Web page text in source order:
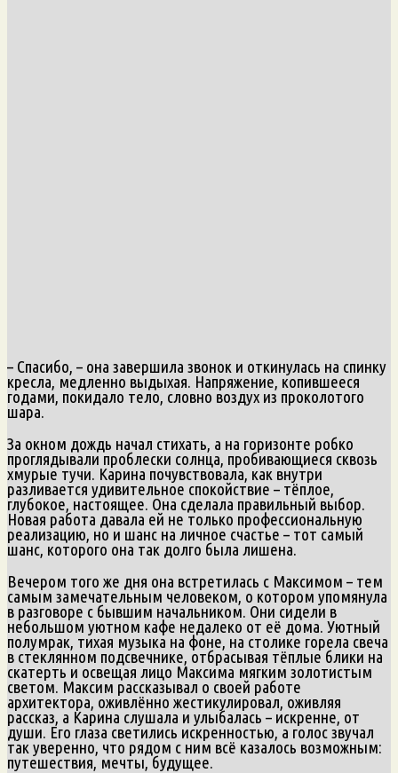
– Спасибо, – она завершила звонок и откинулась на спинку
кресла, медленно выдыхая. Напряжение, копившееся
годами, покидало тело, словно воздух из проколотого
шара.
За окном дождь начал стихать, а на горизонте робко
проглядывали проблески солнца, пробивающиеся сквозь
хмурые тучи. Карина почувствовала, как внутри
разливается удивительное спокойствие – тёплое,
глубокое, настоящее. Она сделала правильный выбор.
Новая работа давала ей не только профессиональную
реализацию, но и шанс на личное счастье – тот самый
шанс, которого она так долго была лишена.
Вечером того же дня она встретилась с Максимом – тем
самым замечательным человеком, о котором упомянула
в разговоре с бывшим начальником. Они сидели в
небольшом уютном кафе недалеко от её дома. Уютный
полумрак, тихая музыка на фоне, на столике горела свеча
в стеклянном подсвечнике, отбрасывая тёплые блики на
скатерть и освещая лицо Максима мягким золотистым
светом. Максим рассказывал о своей работе
архитектора, оживлённо жестикулировал, оживляя
рассказ, а Карина слушала и улыбалась – искренне, от
души. Его глаза светились искренностью, а голос звучал
так уверенно, что рядом с ним всё казалось возможным:
путешествия, мечты, будущее.